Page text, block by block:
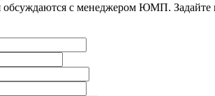
с менеджером ЮМП. Задайте